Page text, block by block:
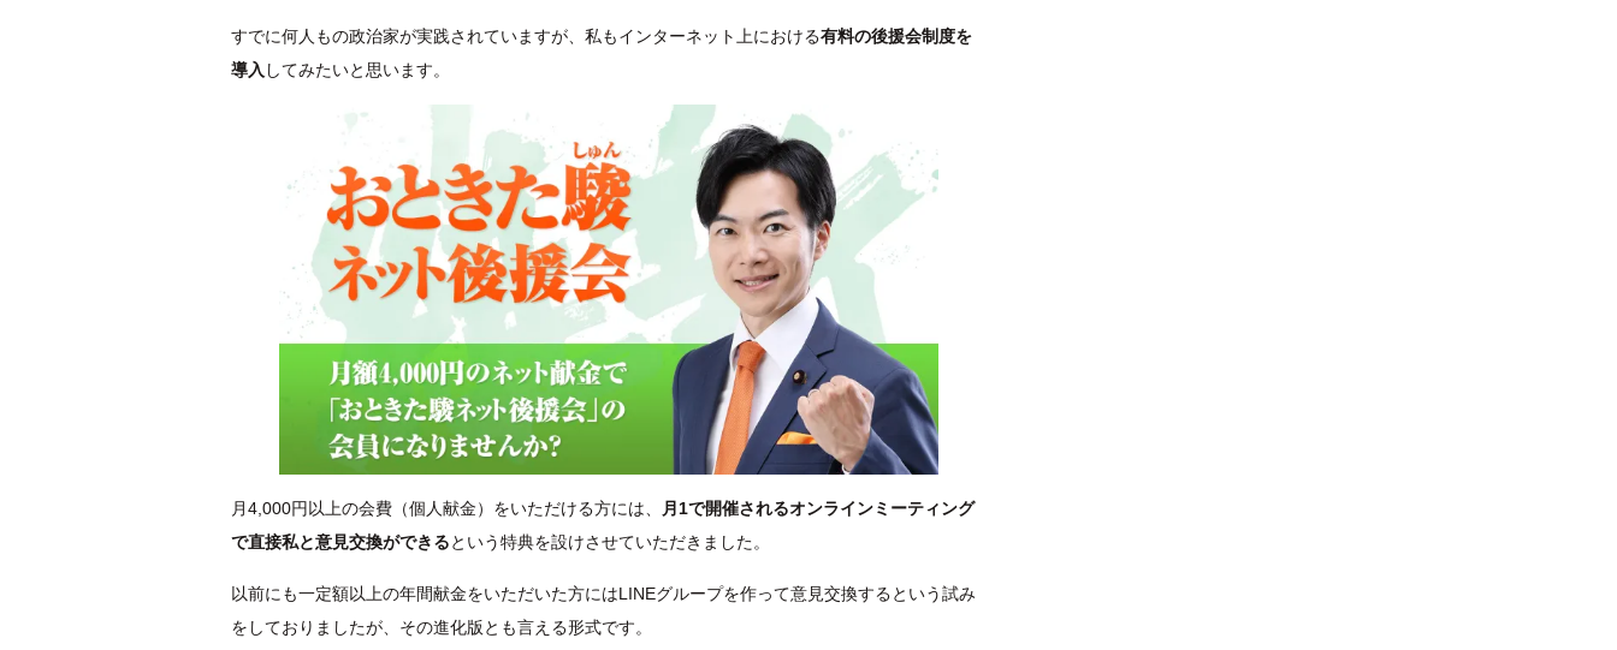
すでに何人もの政治家が実践されていますが、私もインターネット上における有料の後援会制度を
導入 してみたいと思います。
月4,000円以上の会費（個人献金）をいただける方には、
月1で開催されるオンラインミーティング
で直接私と意見交換ができるという特典を設けさせていただきました。
以前にも一定額以上の年間献金をいただいた方にはLINEグループを作って意見交換するという試み
をしておりましたが、その進化版とも言える形式です。